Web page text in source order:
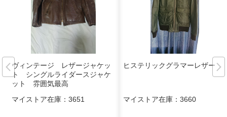
ヴィンテージ レザージャケッ
ト シングルライダースジャケ
ット 雰囲気最高
マイストア在庫： 3651
ヒステリックグラマーレザー
マイストア在庫： 3660